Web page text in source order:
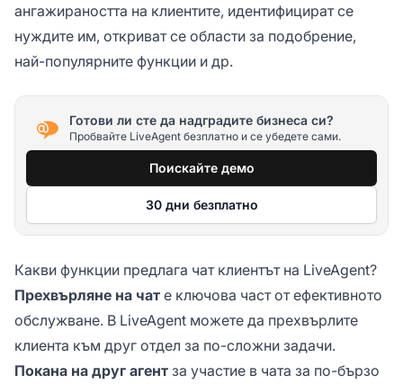
ангажираността на клиентите, идентифицират се
нуждите им, откриват се области за подобрение,
най-популярните функции и др.
Готови ли сте да надградите бизнеса си?
Пробвайте LiveAgent безплатно и се убедете сами.
Поискайте демо
30 дни безплатно
Какви функции предлага чат клиентът на LiveAgent?
Прехвърляне на чат е ключова част от ефективното
обслужване. В LiveAgent можете да прехвърлите
клиента към друг отдел за по-сложни задачи.
Покана на друг агент за участие в чата за по-бързо